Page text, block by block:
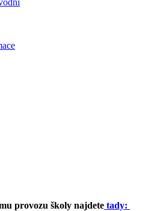
provozu školy najdete tady: